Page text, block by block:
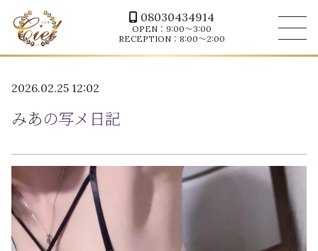
08030434914
OPEN：9:00～3:00
RECEPTION：8:00～2:00
2026.02.25 12:02
みあの写メ日記